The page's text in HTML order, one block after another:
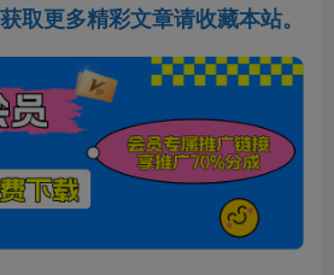
取更多精彩文章请收藏本站。